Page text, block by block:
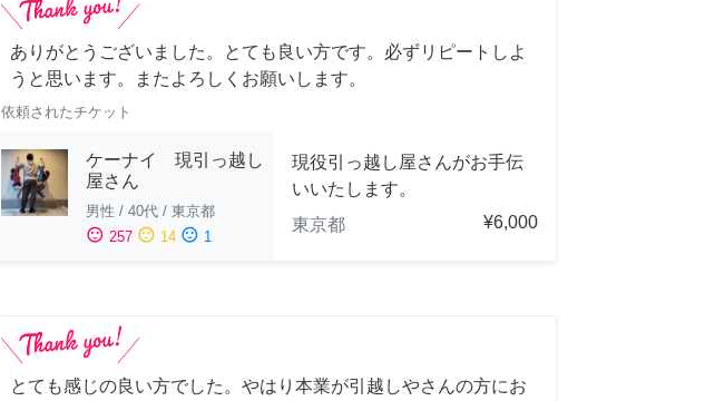
ありがとうございました。とても良い方です。必ずリピートしよ
うと思います。またよろしくお願いします。
依頼されたチケット
ケーナイ 現引っ越し
屋さん
男性 / 40代 / 東京都
sentiment_satisfied 257 sentiment_neutral 14 sentiment_dissatisfied 1
現役引っ越し屋さんがお手伝
いいたします。
東京都
¥6,000
とても感じの良い方でした。やはり本業が引越しやさんの方にお